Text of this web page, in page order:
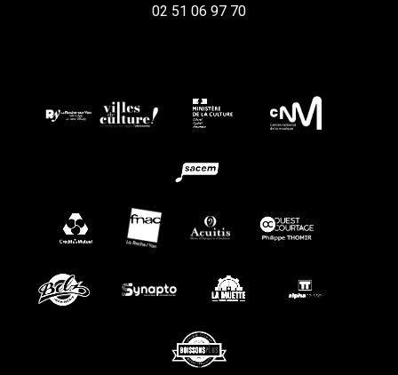
02 51 06 97 70